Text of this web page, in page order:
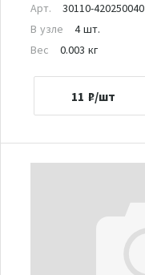
Арт.
30110-420250040
В узле
4 шт.
Вес
0.003 кг
11 ₽/шт